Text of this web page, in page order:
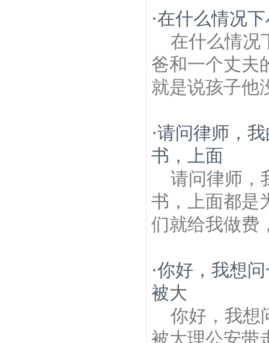
·在什么情况
在什么情况
爸和一个丈夫
就是说孩子他
·请问律师，
书，上面
请问律师，
书，上面都是
们就给我做费
·你好，我想
被大
你好，我想
被大理公安带